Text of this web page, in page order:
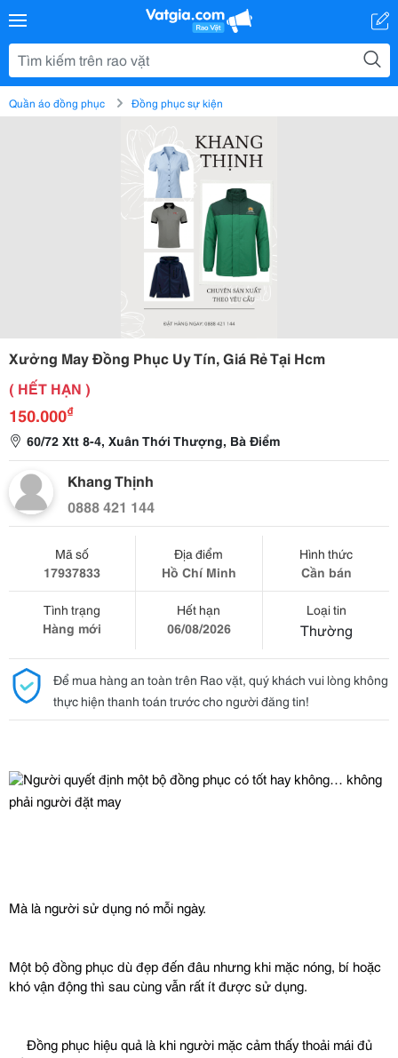
Quần áo đồng phục Đồng phục sự kiện
Xưởng May Đồng Phục Uy Tín, Giá Rẻ Tại Hcm
( HẾT HẠN )
150.000₫
60/72 Xtt 8-4, Xuân Thới Thượng, Bà Điểm
Khang Thịnh
0888 421 144
Mã số
17937833
Địa điểm
Hồ Chí Minh
Hình thức
Cần bán
Tình trạng
Hàng mới
Hết hạn
06/08/2026
Loại tin
Thường
Để mua hàng an toàn trên Rao vặt, quý khách vui lòng không
thực hiện thanh toán trước cho người đăng tin!
Người quyết định một bộ đồng phục có tốt hay không… không
phải người đặt may
Mà là người sử dụng nó mỗi ngày.
Một bộ đồng phục dù đẹp đến đâu nhưng khi mặc nóng, bí hoặc
khó vận động thì sau cùng vẫn rất ít được sử dụng.
Đồng phục hiệu quả là khi người mặc cảm thấy thoải mái đủ